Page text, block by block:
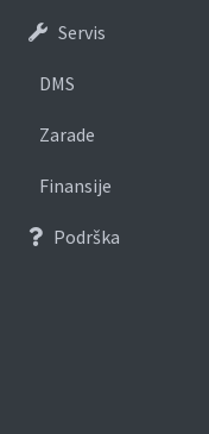
Servis
DMS
Zarade
Finansije
Podrška